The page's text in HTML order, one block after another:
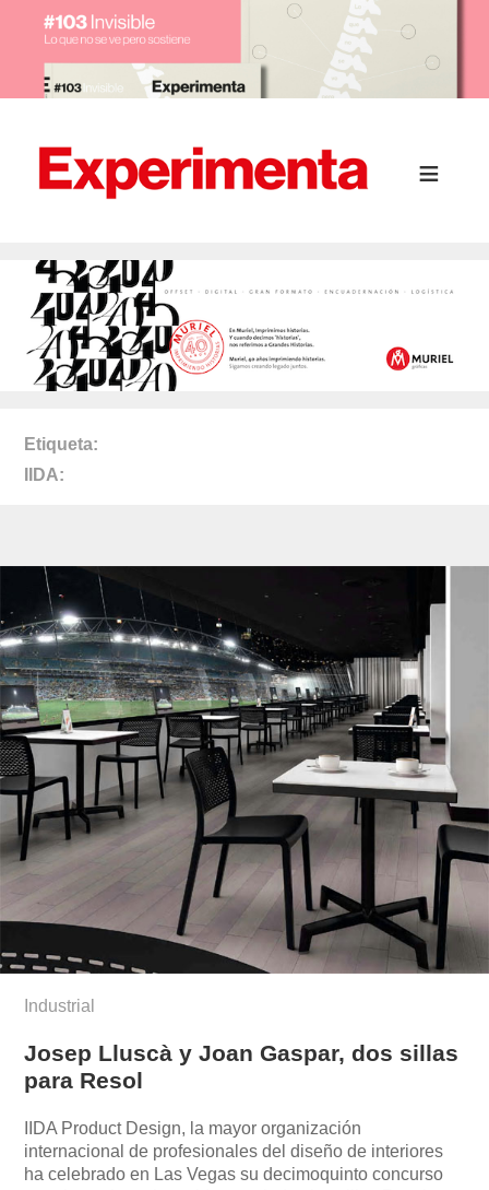
Etiqueta
IIDA
Industrial
Josep Lluscà y Joan Gaspar, dos sillas
para Resol
IIDA Product Design, la mayor organización
internacional de profesionales del diseño de interiores
ha celebrado en Las Vegas su decimoquinto concurso